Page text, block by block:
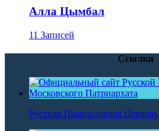
Алла Цымбал
11 Записей
Ссылки
Русская Православная Церковь